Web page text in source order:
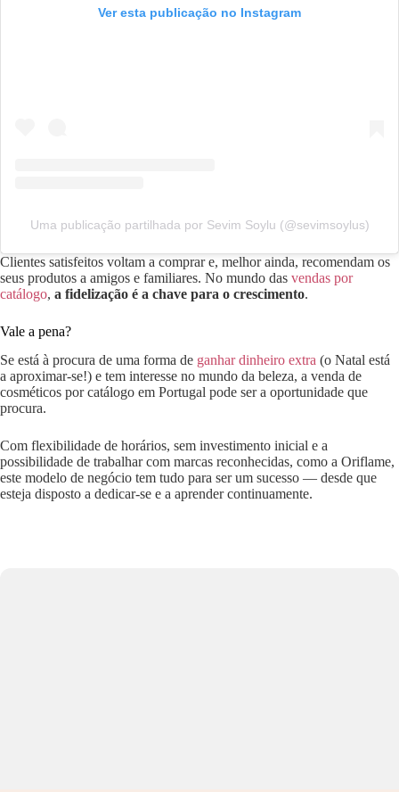
Ver esta publicação no Instagram
Uma publicação partilhada por Sevim Soylu (@sevimsoylus)
Clientes satisfeitos voltam a comprar e, melhor ainda, recomendam os
seus produtos a amigos e familiares. No mundo das vendas por
catálogo, a fidelização é a chave para o crescimento.
Vale a pena?
Se está à procura de uma forma de ganhar dinheiro extra (o Natal está
a aproximar-se!) e tem interesse no mundo da beleza, a venda de
cosméticos por catálogo em Portugal pode ser a oportunidade que
procura.
Com flexibilidade de horários, sem investimento inicial e a
possibilidade de trabalhar com marcas reconhecidas, como a Oriflame,
este modelo de negócio tem tudo para ser um sucesso — desde que
esteja disposto a dedicar-se e a aprender continuamente.